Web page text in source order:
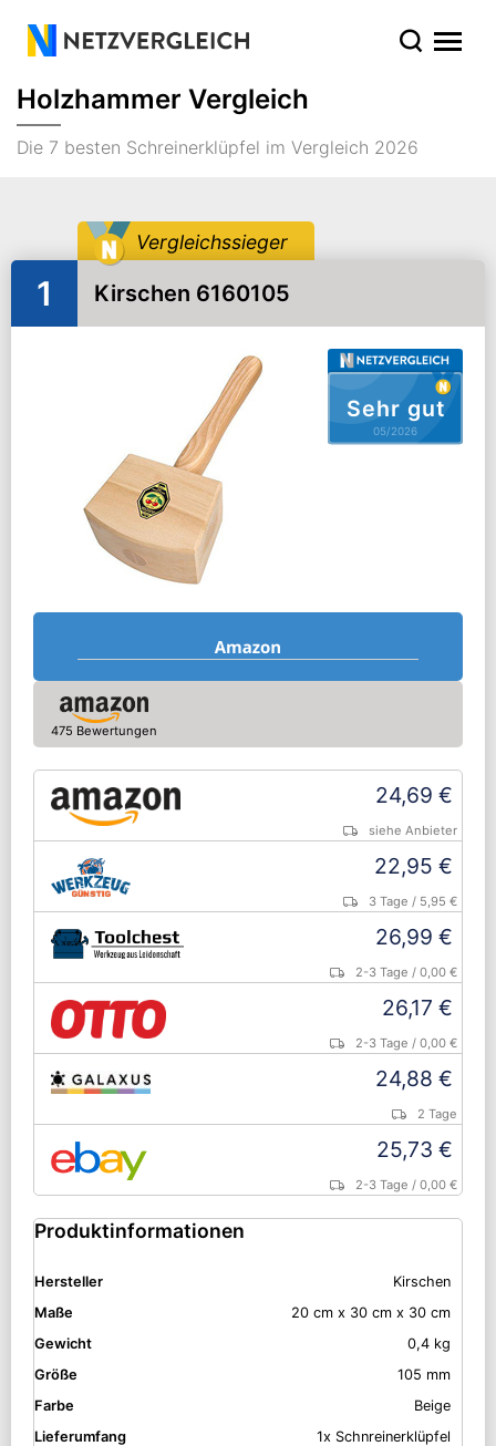
Holzhammer Vergleich
Die 7 besten Schreinerklüpfel im Vergleich 2026
Vergleichssieger
1 Kirschen 6160105
Sehr gut
05/2026
Produktinformationen
Hersteller
Kirschen
Maße
20 cm x 30 cm x 30 cm
Gewicht
0,4 kg
Größe
105 mm
Farbe
Beige
Lieferumfang
1x Schnreinerklüpfel
475 Bewertungen
24,69 €
siehe Anbieter
22,95 €
3 Tage / 5,95 €
26,99 €
2-3 Tage / 0,00 €
26,17 €
2-3 Tage / 0,00 €
24,88 €
2 Tage
25,73 €
2-3 Tage / 0,00 €